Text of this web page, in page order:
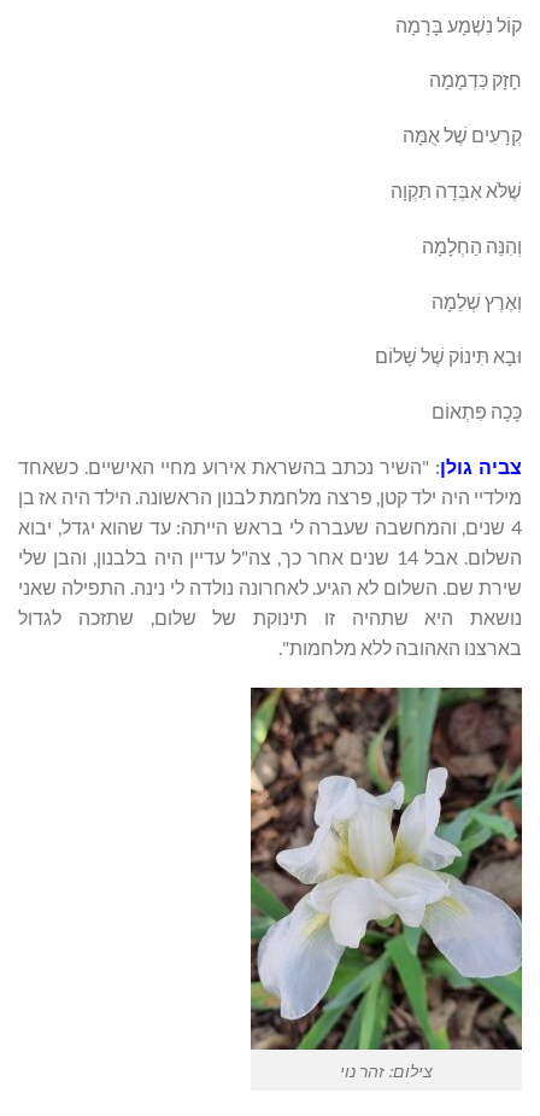
קוֹל נִשְׁמָע בָּרָמָה
חָזָק כִּדְמָמָה
קְרָעִים שֶׁל אֻמָּה
שֶׁלֹּא אִבְּדָה תִּקְוָה
וְהִנֵּה הַחְלָמָה
וְאֶרֶץ שְׁלֵמָה
וּבָא תִּינוֹק שֶׁל שָׁלוֹם
כָּכָה פִּתְאוֹם
צביה גולן: "השיר נכתב בהשראת אירוע מחיי האישיים. כשאחד
מילדיי היה ילד קטן, פרצה מלחמת לבנון הראשונה. הילד היה אז בן
4 שנים, והמחשבה שעברה לי בראש הייתה: עד שהוא יגדל, יבוא
השלום. אבל 14 שנים אחר כך, צה"ל עדיין היה בלבנון, והבן שלי
שירת שם. השלום לא הגיע. לאחרונה נולדה לי נינה. התפילה שאני
נושאת היא שתהיה זו תינוקת של שלום, שתזכה לגדול
בארצנו האהובה ללא מלחמות".
צילום: זהר נוי